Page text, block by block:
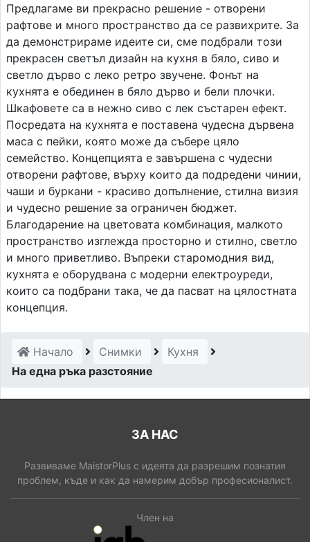
Предлагаме ви прекрасно решение - отворени
рафтове и много пространство да се развихрите. За
да демонстрираме идеите си, сме подбрали този
прекрасен светъл дизайн на кухня в бяло, сиво и
светло дърво с леко ретро звучене. Фонът на
кухнята е обединен в бяло дърво и бели плочки.
Шкафовете са в нежно сиво с лек състарен ефект.
Посредата на кухнята е поставена чудесна дървена
маса с пейки, която може да събере цяло
семейство. Концепцията е завършена с чудесни
отворени рафтове, върху които да подредени чинии,
чаши и буркани - красиво допълнение, стилна визия
и чудесно решение за ограничен бюджет.
Благодарение на цветовата комбинация, малкото
пространство изглежда просторно и стилно, светло
и много приветливо. Въпреки старомодния вид,
кухнята е оборудвана с модерни електроуреди,
които са подбрани така, че да пасват на цялостната
концепция.
Начало Снимки
Кухня
На една ръка разстояние
ЗА НАС
Развиваме MaistorPlus с идеята да разрешим познатия
проблем, къде и как да намерим добър професионалист.
Член на